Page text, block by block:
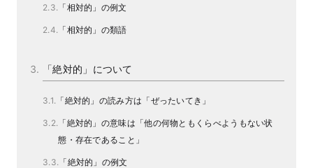
「相対的」の例文
「相対的」の類語
「絶対的」について
「絶対的」の読み方は「ぜったいてき」
「絶対的」の意味は「他の何物ともくらべようもない状
態・存在であること」
「絶対的」の例文